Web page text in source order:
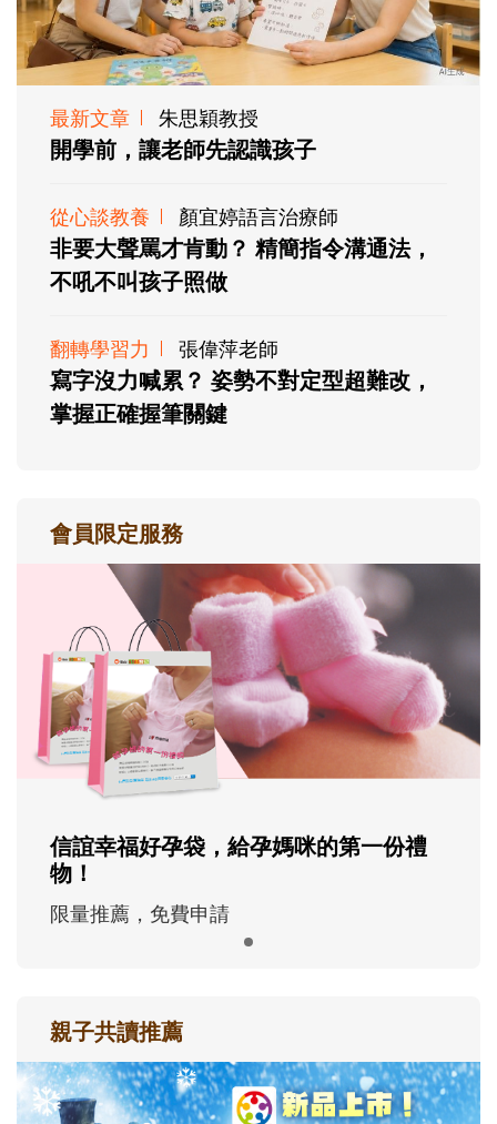
最新文章 朱思穎教授
開學前，讓老師先認識孩子
從心談教養 顏宜婷語言治療師
非要大聲罵才肯動？ 精簡指令溝通法，
不吼不叫孩子照做
翻轉學習力 張偉萍老師
寫字沒力喊累？ 姿勢不對定型超難改，
掌握正確握筆關鍵
會員限定服務
信誼幸福好孕袋，給孕媽咪的第一份禮
物！
限量推薦，免費申請
親子共讀推薦